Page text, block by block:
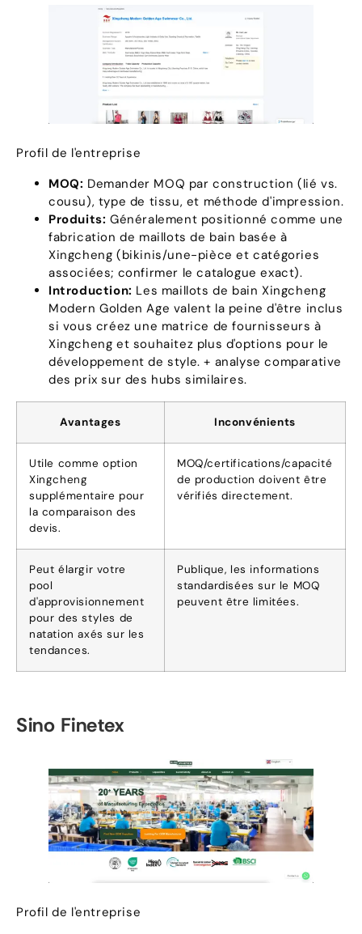
Profil de l'entreprise
MOQ: Demander MOQ par construction (lié vs.
cousu), type de tissu, et méthode d'impression.
Produits: Généralement positionné comme une
fabrication de maillots de bain basée à
Xingcheng (bikinis/une-pièce et catégories
associées; confirmer le catalogue exact).
Introduction: Les maillots de bain Xingcheng
Modern Golden Age valent la peine d'être inclus
si vous créez une matrice de fournisseurs à
Xingcheng et souhaitez plus d'options pour le
développement de style. + analyse comparative
des prix sur des hubs similaires.
Avantages Inconvénients
Utile comme option
Xingcheng
supplémentaire pour
la comparaison des
devis.
MOQ/certifications/capacité
de production doivent être
vérifiés directement.
Peut élargir votre
pool
d'approvisionnement
pour des styles de
natation axés sur les
tendances.
Publique, les informations
standardisées sur le MOQ
peuvent être limitées.
Sino Finetex
Profil de l'entreprise